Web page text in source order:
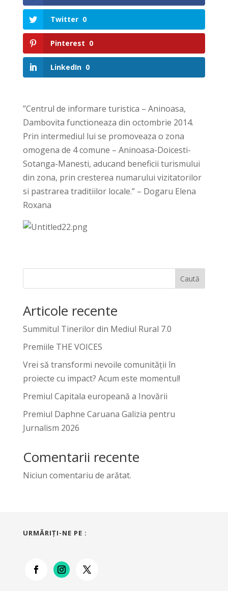
Twitter 0
Pinterest 0
LinkedIn 0
”Centrul de informare turistica – Aninoasa,
Dambovita functioneaza din octombrie 2014.
Prin intermediul lui se promoveaza o zona
omogena de 4 comune – Aninoasa-Doicesti-
Sotanga-Manesti, aducand beneficii turismului
din zona, prin cresterea numarului vizitatorilor
si pastrarea traditiilor locale.” – Dogaru Elena
Roxana
Caută
Articole recente
Summitul Tinerilor din Mediul Rural 7.0
Premiile THE VOICES
Vrei să transformi nevoile comunității în
proiecte cu impact? Acum este momentul!
Premiul Capitala europeană a Inovării
Premiul Daphne Caruana Galizia pentru
Jurnalism 2026
Comentarii recente
Niciun comentariu de arătat.
URMĂRIŢI-NE PE :